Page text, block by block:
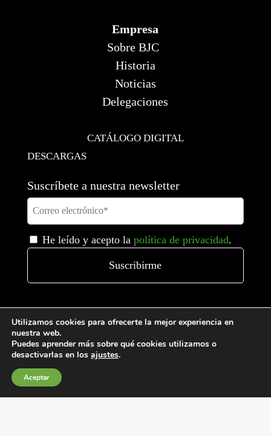
Empresa
Sobre BJC
Historia
Noticias
Delegaciones
CATÁLOGO DIGITAL
DESCARGAS
Suscríbete a nuestra newsletter
He leído y acepto la política de privacidad.
Utilizamos cookies para ofrecerte la mejor experiencia en
nuestra web.
Puedes aprender más sobre qué cookies utilizamos o
desactivarlas en los ajustes.
Aceptar